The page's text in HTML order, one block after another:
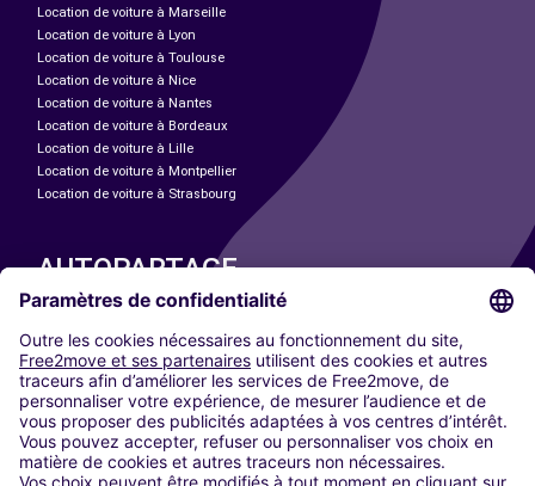
Location de voiture à Marseille
Location de voiture à Lyon
Location de voiture à Toulouse
Location de voiture à Nice
Location de voiture à Nantes
Location de voiture à Bordeaux
Location de voiture à Lille
Location de voiture à Montpellier
Location de voiture à Strasbourg
AUTOPARTAGE
Paris
Madrid
Washington DC
Milan
Rome
Turin
Vienne